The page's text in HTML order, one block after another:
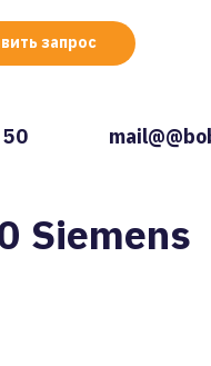
запрос
50
Siemens